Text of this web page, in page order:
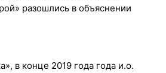
разошлись в объяснении
в конце 2019 года года и.о.